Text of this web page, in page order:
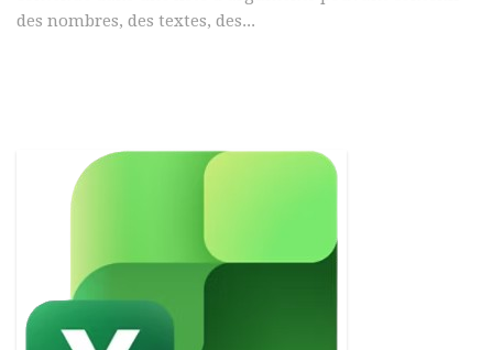
des nombres, des textes, des...